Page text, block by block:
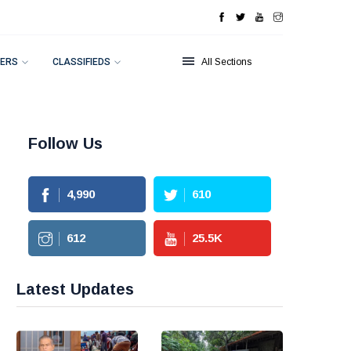
CLASSIFIEDS All Sections
Follow Us
4,990 610
612 25.5K
Latest Updates